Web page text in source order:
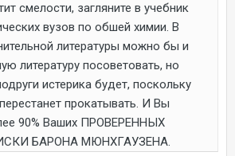
смелости, загляните в учебник
вузов по обшей химии. В
литературы можно бы и
литературу посоветовать, но
истерика будет, поскольку
прокатывать. И Вы
90% Ваших ПРОВЕРЕННЫХ
БАРОНА МЮНХГАУЗЕНА.